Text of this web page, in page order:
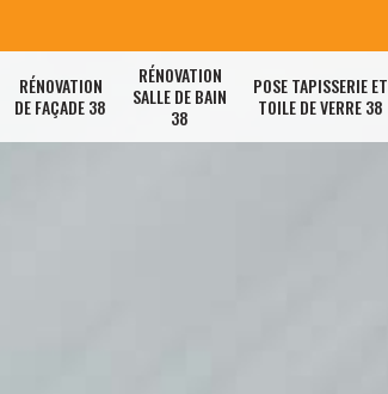
RÉNOVATION
DE FAÇADE 38
RÉNOVATION
SALLE DE BAIN
38
POSE TAPISSERIE ET
TOILE DE VERRE 38